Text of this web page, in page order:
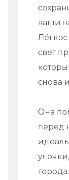
ваши
свет
снова
Она
перед
города.